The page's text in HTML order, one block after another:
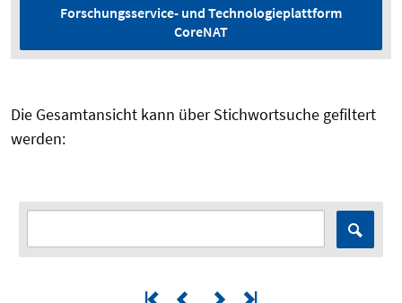
Forschungsservice- und Technologieplattform
CoreNAT
Die Gesamtansicht kann über Stichwortsuche gefiltert
werden: